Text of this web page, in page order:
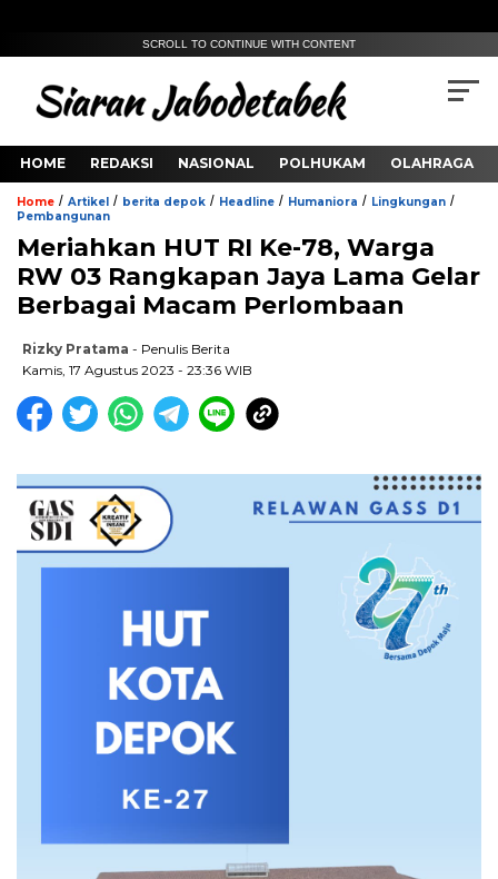
SCROLL TO CONTINUE WITH CONTENT
HOME REDAKSI NASIONAL POLHUKAM OLAHRAGA
Home / Artikel / berita depok / Headline / Humaniora / Lingkungan /
Pembangunan
Meriahkan HUT RI Ke-78, Warga
RW 03 Rangkapan Jaya Lama Gelar
Berbagai Macam Perlombaan
Rizky Pratama - Penulis Berita
Kamis, 17 Agustus 2023 - 23:36 WIB